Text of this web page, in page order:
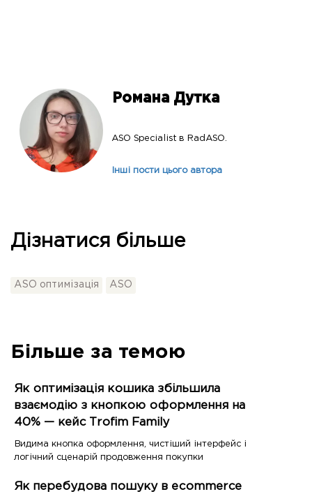
Романа Дутка
ASO Specialist в RadASO.
Інші пости цього автора
Дізнатися більше
ASO оптимізація ASO
Більше за темою
Як оптимізація кошика збільшила
взаємодію з кнопкою оформлення на
40% — кейс Trofim Family
Видима кнопка оформлення, чистіший інтерфейс і
логічний сценарій продовження покупки
Як перебудова пошуку в ecommerce